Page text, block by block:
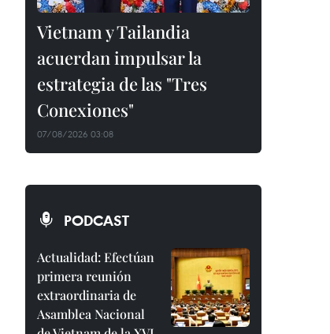
Vietnam y Tailandia
acuerdan impulsar la
estrategia de las "Tres
Conexiones"
07/08/2026 03:08
PODCAST
Actualidad: Efectúan
primera reunión
extraordinaria de
Asamblea Nacional